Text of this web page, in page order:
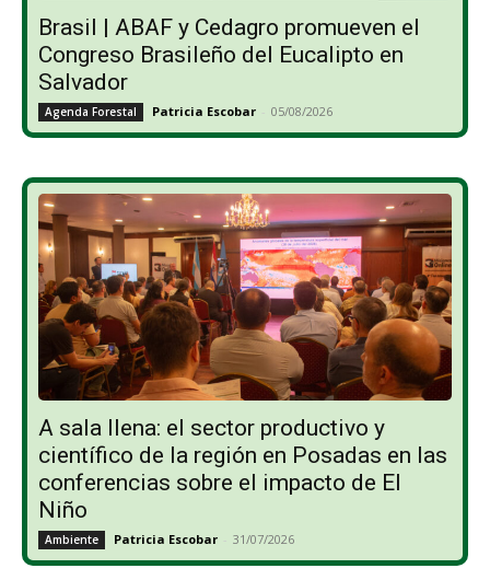
Brasil | ABAF y Cedagro promueven el
Congreso Brasileño del Eucalipto en
Salvador
Agenda Forestal Patricia Escobar - 05/08/2026
A sala llena: el sector productivo y
científico de la región en Posadas en las
conferencias sobre el impacto de El
Niño
Ambiente Patricia Escobar - 31/07/2026